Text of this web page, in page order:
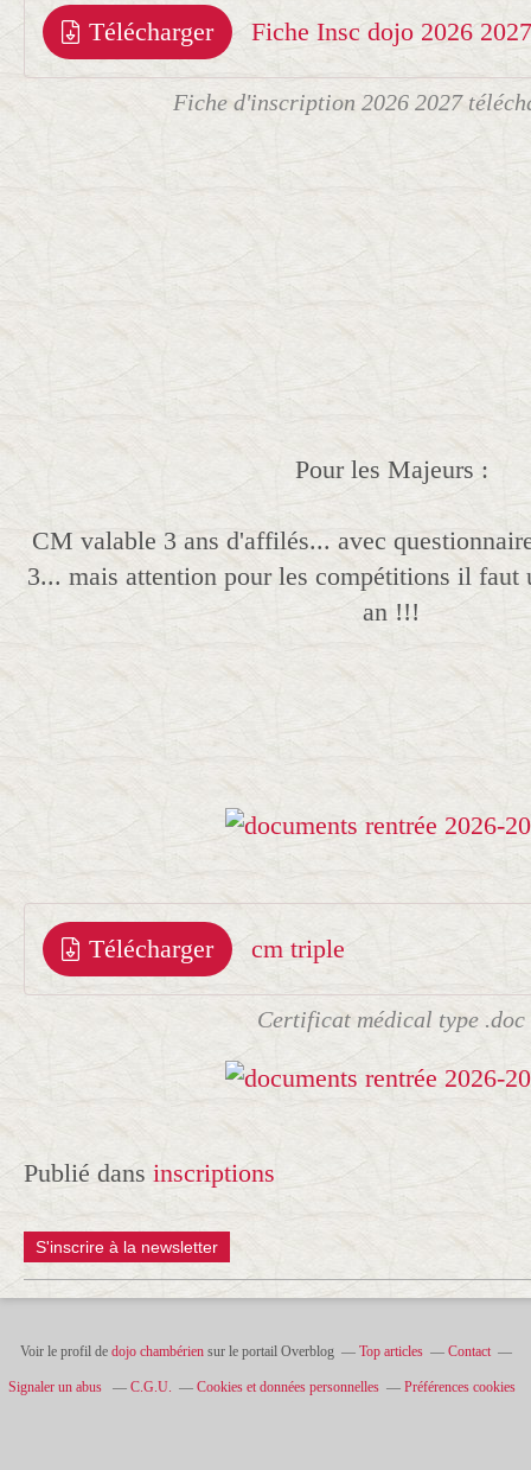
Télécharger
Fiche d'inscription 2026 2027
Pour les Majeurs :
CM valable 3 ans d'affilés... avec
3... mais attention pour les compétitions il faut
an !!!
Télécharger cm triple
Certificat médical type .doc
Publié dans inscriptions
S'inscrire à la newsletter
Voir le profil de dojo chambériensur le portail Overblog Top articles Contact
Signaler un abus C.G.U. Cookies et données personnelles Préférences cookies